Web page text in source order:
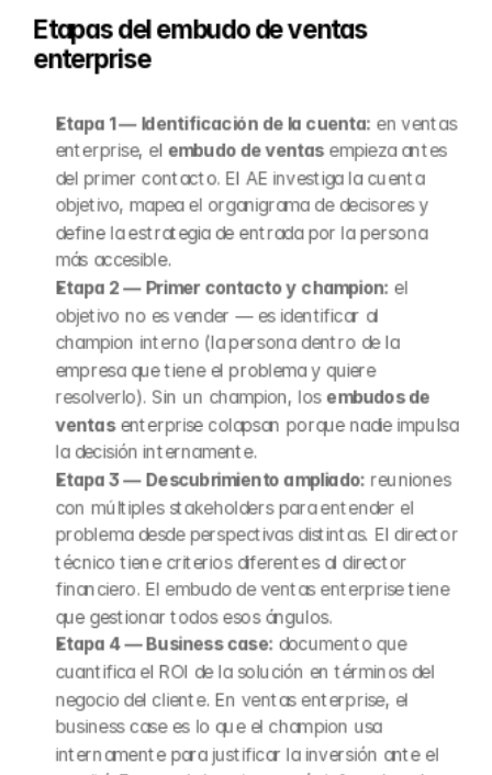
Etapas del embudo de ventas
enterprise
Etapa 1 — Identificación de la cuenta: en ventas
enterprise, el embudo de ventas empieza antes
del primer contacto. El AE investiga la cuenta
objetivo, mapea el organigrama de decisores y
define la estrategia de entrada por la persona
más accesible.
Etapa 2 — Primer contacto y champion: el
objetivo no es vender — es identificar al
champion interno (la persona dentro de la
empresa que tiene el problema y quiere
resolverlo). Sin un champion, los embudos de
ventas enterprise colapsan porque nadie impulsa
la decisión internamente.
Etapa 3 — Descubrimiento ampliado: reuniones
con múltiples stakeholders para entender el
problema desde perspectivas distintas. El director
técnico tiene criterios diferentes al director
financiero. El embudo de ventas enterprise tiene
que gestionar todos esos ángulos.
Etapa 4 — Business case: documento que
cuantifica el ROI de la solución en términos del
negocio del cliente. En ventas enterprise, el
business case es lo que el champion usa
internamente para justificar la inversión ante el